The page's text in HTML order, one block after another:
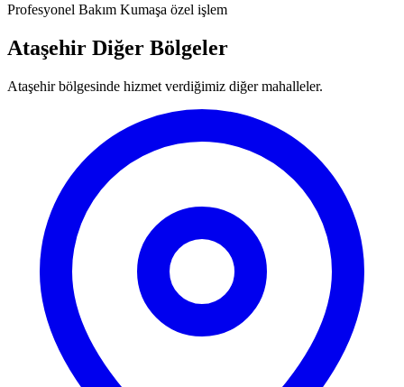
Profesyonel Bakım Kumaşa özel işlem
Ataşehir Diğer Bölgeler
Ataşehir bölgesinde hizmet verdiğimiz diğer mahalleler.